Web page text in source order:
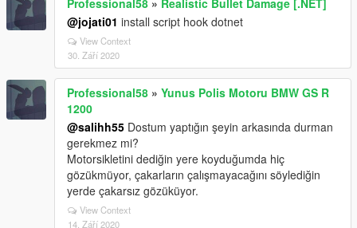
Professional58 » Realistic Bullet Damage [.NET]
@jojati01 install script hook dotnet
View Context
30. Září 2020
Professional58 » Yunus Polis Motoru BMW GS R
1200
@salihh55 Dostum yaptığın şeyin arkasında durman
gerekmez mi?
Motorsikletini dediğin yere koyduğumda hiç
gözükmüyor, çakarların çalışmayacağını söylediğin
yerde çakarsız gözüküyor.
View Context
14. Září 2020